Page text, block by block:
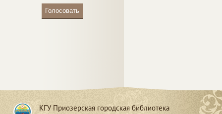
Голосовать
КГУ Приозерская городская библиотека